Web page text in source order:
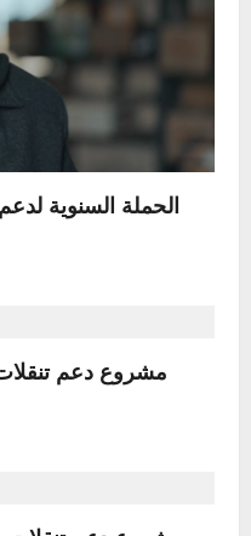
الحملة السنوية
مشروع دعم